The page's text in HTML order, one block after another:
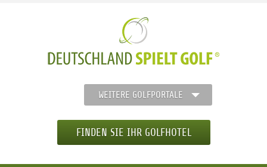
WEITERE GOLFPORTALE
FINDEN SIE IHR GOLFHOTEL